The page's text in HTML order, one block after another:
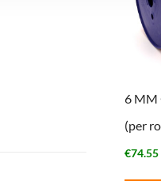
6 MM
(per
€74.55